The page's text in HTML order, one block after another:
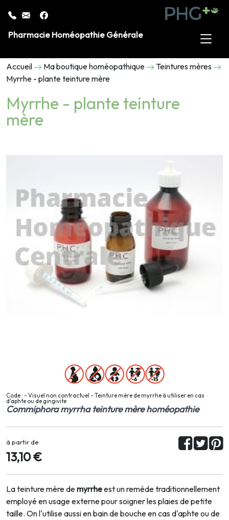
Pharmacie Homéopathie Générale
Accueil Ma boutique homéopathique
Teintures mères
Myrrhe - plante teinture mère
Myrrhe - plante teinture
mère
Code : - Visuel non contractuel - Teinture mère de myrrhe à utiliser en cas
d'aphte ou de gingivite
Commiphora myrrha teinture mère homéopathie
à partir de
13,10 €
La teinture mère demyrrheest un remède traditionnellement
employé en usage externe pour soigner les plaies de petite
taille. On l'utilise aussi en bain de bouche en cas d'aphte ou de